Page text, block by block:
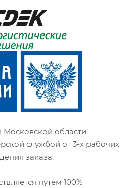
области
службой от 3-х рабочих
заказа.
путем 100%